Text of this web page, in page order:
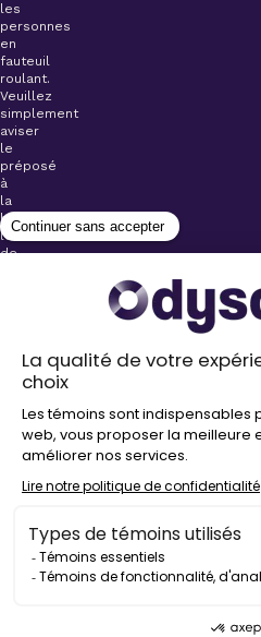
les
personnes
en
fauteuil
roulant.
Veuillez
simplement
aviser
le
préposé
à
la
billetterie
lors
de
Stationnements
proximité de
nos salles
Politique de
d’auteur
2026